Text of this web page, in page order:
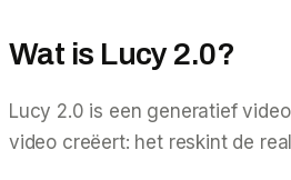
Wat is Lucy 2.0?
Lucy 2.0 is een generatief
video creëert: het reskintde